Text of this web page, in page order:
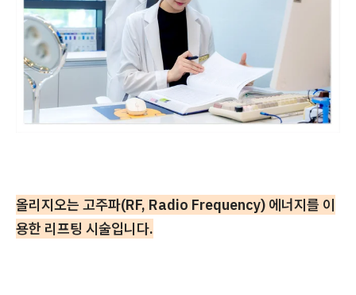
올리지오는 고주파(RF, Radio Frequency) 에너지를 이
용한 리프팅 시술입니다.